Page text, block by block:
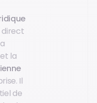
direct
la
Il
de